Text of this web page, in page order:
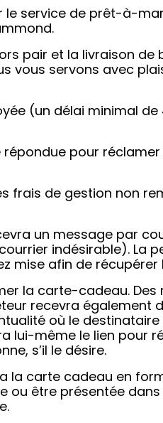
le service de prêt-à-
pair et la livraison
vous servons avec
(un délai minimal
pour
frais de gestion non
un message par
indésirable). La
mise afin de récupérer
la carte-cadeau. Des
recevra également
où le
lui-même le lien pour
s’il le désire.
la carte cadeau en
ou être présentée